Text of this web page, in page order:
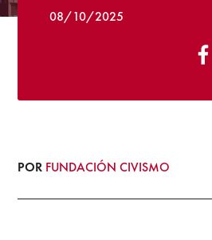
08/10/2025
POR FUNDACIÓN CIVISMO